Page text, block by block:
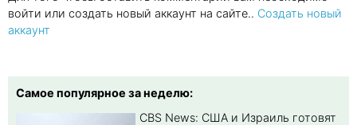
войти или создать новый аккаунт на сайте.. Создать новый
аккаунт
Самое популярное за неделю:
CBS News: США и Израиль готовят